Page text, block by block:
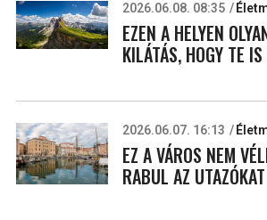
2026.06.08. 08:35
EZEN A HELYEN
KILÁTÁS, HOGY TE
2026.06.07. 16:13
EZ A VÁROS NEM
RABUL AZ UTAZÓKAT